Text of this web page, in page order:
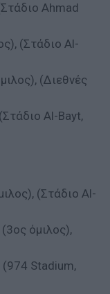
Ahmad
(Στάδιο Al-
(Διεθνές
Al-Bayt,
(Στάδιο Al-
όμιλος),
(974 Stadium,